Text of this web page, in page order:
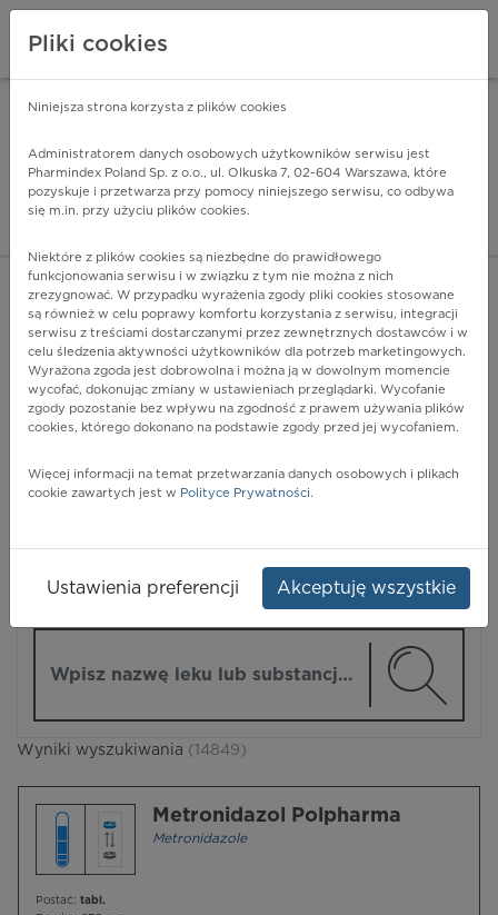
Pharmindex - lider
ZALOGUJ SIĘ
POKAŻ FILTRY
Pharmindex
Wyniki wyszukiwania (14849)
Metronidazol Polpharma
Metronidazole
Postać: tabl.
Pliki cookies
Niniejsza strona korzysta z plików cookies
Administratorem danych osobowych użytkowników serwisu jest
Pharmindex Poland Sp. z o.o., ul. Olkuska 7, 02-604 Warszawa, które
pozyskuje i przetwarza przy pomocy niniejszego serwisu, co odbywa
się m.in. przy użyciu plików cookies.
Niektóre z plików cookies są niezbędne do prawidłowego
funkcjonowania serwisu i w związku z tym nie można z nich
zrezygnować. W przypadku wyrażenia zgody pliki cookies stosowane
są również w celu poprawy komfortu korzystania z serwisu, integracji
serwisu z treściami dostarczanymi przez zewnętrznych dostawców i w
celu śledzenia aktywności użytkowników dla potrzeb marketingowych.
Wyrażona zgoda jest dobrowolna i można ją w dowolnym momencie
wycofać, dokonując zmiany w ustawieniach przeglądarki. Wycofanie
zgody pozostanie bez wpływu na zgodność z prawem używania plików
cookies, którego dokonano na podstawie zgody przed jej wycofaniem.
Więcej informacji na temat przetwarzania danych osobowych i plikach
cookie zawartych jest w Polityce Prywatności.
Ustawienia preferencji Akceptuję wszystkie
ZA DARMO - w Google Play INSTALUJ